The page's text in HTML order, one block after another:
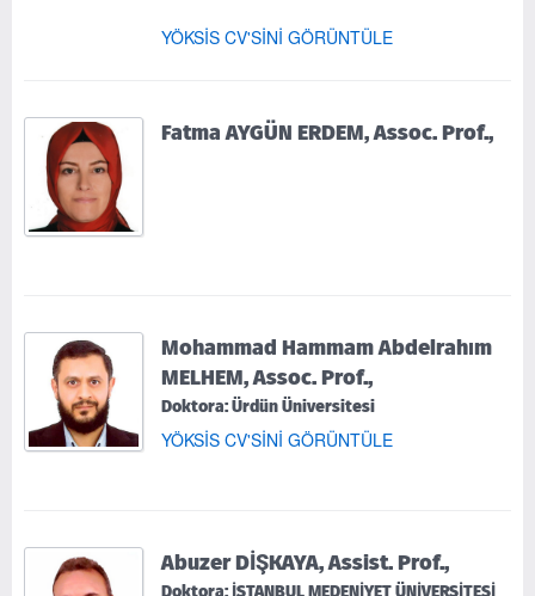
YÖKSİS CV'SİNİ GÖRÜNTÜLE
Fatma AYGÜN ERDEM, Assoc. Prof.,
Mohammad Hammam Abdelrahım
MELHEM, Assoc. Prof.,
Doktora: Ürdün Üniversitesi
YÖKSİS CV'SİNİ GÖRÜNTÜLE
Abuzer DİŞKAYA, Assist. Prof.,